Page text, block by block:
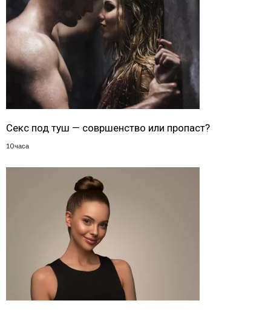
Секс под туш — совршенство или пропаст?
10 часа